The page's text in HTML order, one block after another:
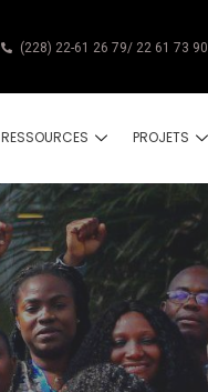
(228) 22-61 26 79/ 22 61 73 90
RESSOURCES PROJETS